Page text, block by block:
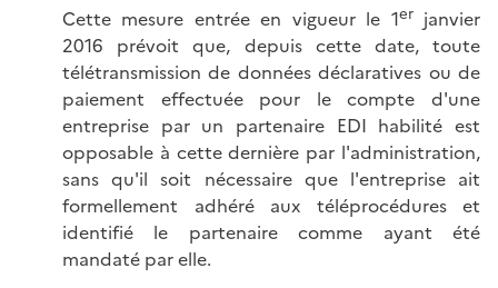
Cette mesure entrée en vigueur le 1erjanvier
2016 prévoit que, depuis cette date, toute
télétransmission de données déclaratives ou de
paiement effectuée pour le compte d'une
entreprise par un partenaire EDI habilité est
opposable à cette dernière par l'administration,
sans qu'il soit nécessaire que l'entreprise ait
formellement adhéré aux téléprocédures et
identifié le partenaire comme ayant été
mandaté par elle.